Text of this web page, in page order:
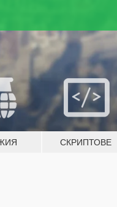
СКРИПТОВЕ